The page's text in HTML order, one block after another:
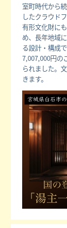
室町時代から
したクラウド
有形文化財に
め、長年地域
る設計・構成
7,007,000円の
られました。
きます。